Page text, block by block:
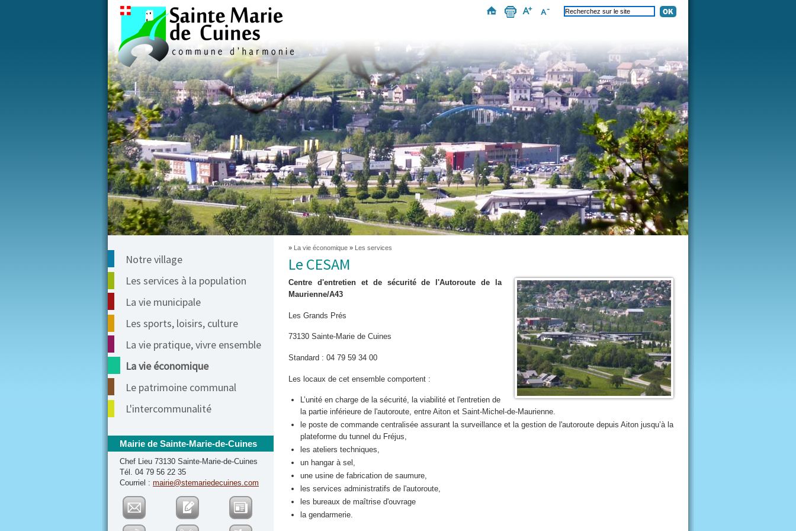
Notre village
Les services à la population
La vie municipale
Les sports, loisirs, culture
La vie pratique, vivre ensemble
La vie économique
Le patrimoine communal
L'intercommunalité
Mairie de Sainte-Marie-de-Cuines
Chef Lieu 73130 Sainte-Marie-de-Cuines
Tél. 04 79 56 22 35
Courriel : mairie@stemariedecuines.com
» La vie économique » Les services
Le CESAM
Centre d'entretien et de sécurité de l'Autoroute de la
Maurienne/A43
Les Grands Prés
73130 Sainte-Marie de Cuines
Standard : 04 79 59 34 00
Les locaux de cet ensemble comportent :
L’unité en charge de la sécurité, la viabilité et l'entretien de
la partie inférieure de l'autoroute, entre Aiton et Saint-Michel-de-Maurienne.
le poste de commande centralisée assurant la surveillance et la gestion de l'autoroute depuis Aiton jusqu’à la
plateforme du tunnel du Fréjus,
les ateliers techniques,
un hangar à sel,
une usine de fabrication de saumure,
les services administratifs de l'autoroute,
les bureaux de maîtrise d'ouvrage
la gendarmerie.